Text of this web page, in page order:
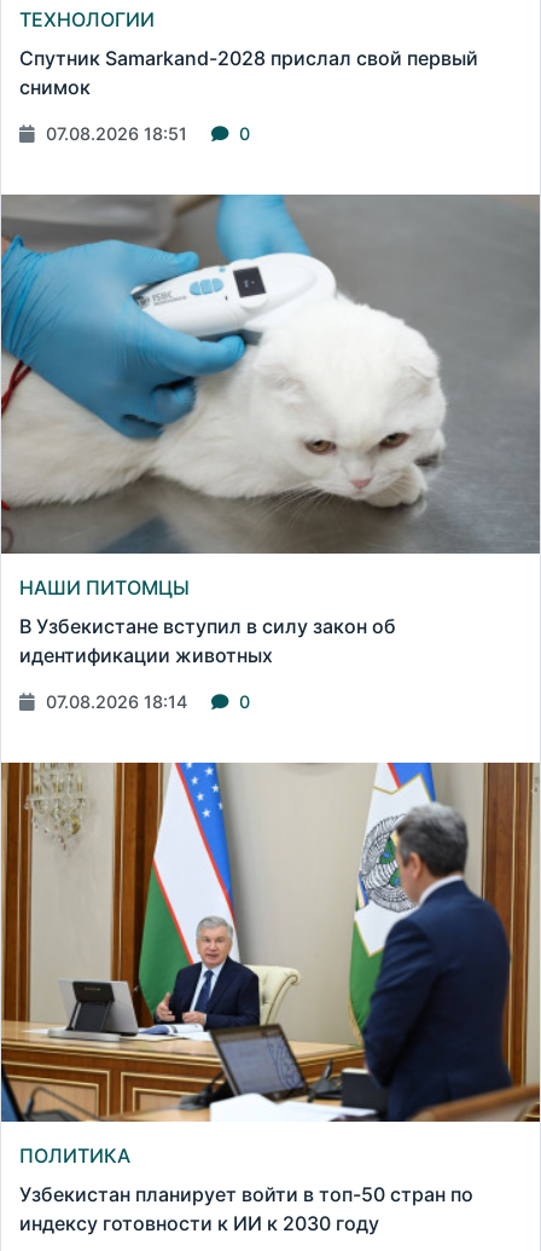
ТЕХНОЛОГИИ
Спутник Samarkand-2028 прислал свой первый
снимок
07.08.2026 18:51 0
НАШИ ПИТОМЦЫ
В Узбекистане вступил в силу закон об
идентификации животных
07.08.2026 18:14 0
ПОЛИТИКА
Узбекистан планирует войти в топ-50 стран по
индексу готовности к ИИ к 2030 году